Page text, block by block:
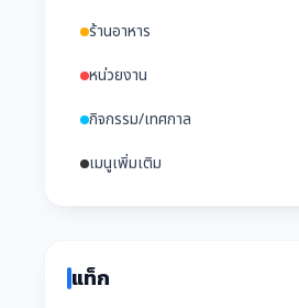
ร้านอาหาร
หน่วยงาน
กิจกรรม/เทศกาล
เมนูเพิ่มเติม
แท็ก